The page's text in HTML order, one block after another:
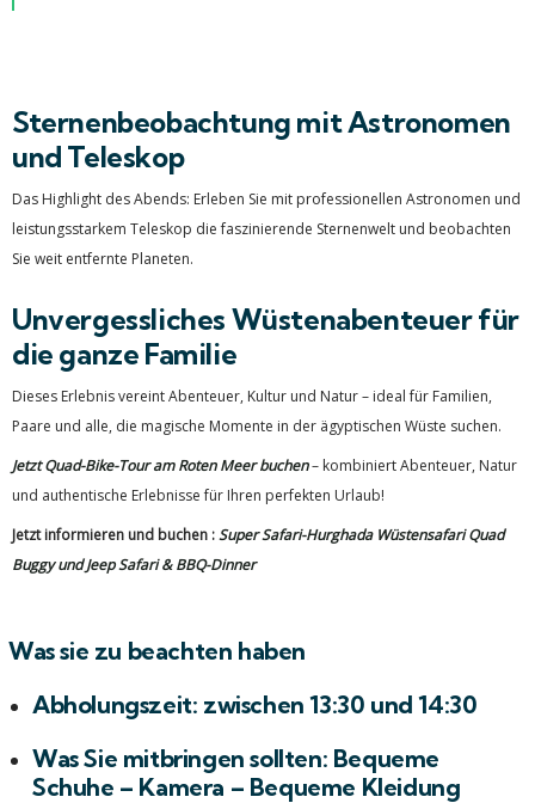
Sternenbeobachtung mit Astronomen
und Teleskop
Das Highlight des Abends: Erleben Sie mit professionellen Astronomen und
leistungsstarkem Teleskop die faszinierende Sternenwelt und beobachten
Sie weit entfernte Planeten.
Unvergessliches Wüstenabenteuer für
die ganze Familie
Dieses Erlebnis vereint Abenteuer, Kultur und Natur – ideal für Familien,
Paare und alle, die magische Momente in der ägyptischen Wüste suchen.
Jetzt Quad-Bike-Tour am Roten Meer buchen– kombiniert Abenteuer, Natur
und authentische Erlebnisse für Ihren perfekten Urlaub!
Jetzt informieren und buchen :Super Safari-Hurghada Wüstensafari Quad
Buggy und Jeep Safari & BBQ-Dinner
Was sie zu beachten haben
Abholungszeit: zwischen 13:30 und 14:30
Was Sie mitbringen sollten: Bequeme
Schuhe – Kamera – Bequeme Kleidung